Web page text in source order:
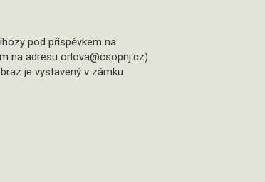
pod příspěvkem na
na adresu orlova@csopnj.cz)
je vystavený v zámku